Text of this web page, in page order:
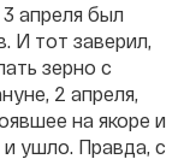
апреля был
И тот заверил,
зерно с
2 апреля,
на якоре и
ушло. Правда, с